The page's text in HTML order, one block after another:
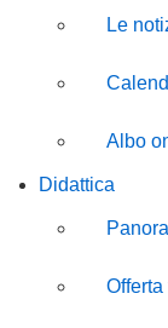
Le
Albo
Didattica